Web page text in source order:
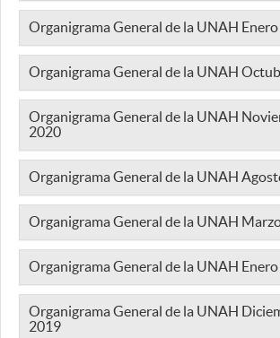
Organigrama General de la UNAH
Organigrama General de la UNAH
Organigrama General de la UNAH
2020
Organigrama General de la UNAH
Organigrama General de la UNAH
Organigrama General de la UNAH
Organigrama General de la UNAH
2019